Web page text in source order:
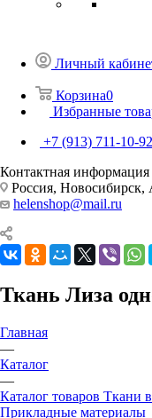
Личный
Корзина0
Избранные
+7 (913) 711-10-92
Контактная информация
Россия, Новосибирск,
helenshop@mail.ru
Ткань Лиза
Главная
—
Каталог
—
Каталог товаров Ткани
Прикладные материалы